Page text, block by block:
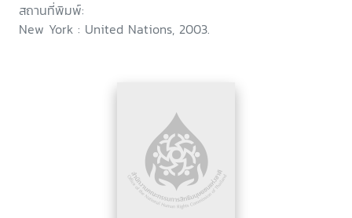
สถานที่พิมพ์:
New York : United Nations, 2003.